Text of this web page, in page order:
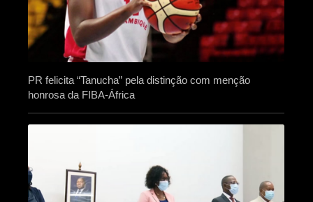
PR felicita “Tanucha” pela distinção com menção
honrosa da FIBA-África